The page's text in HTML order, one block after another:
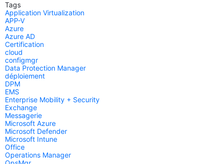
Tags
Application Virtualization
APP-V
Azure
Azure AD
Certification
cloud
configmgr
Data Protection Manager
déploiement
DPM
EMS
Enterprise Mobility + Security
Exchange
Messagerie
Microsoft Azure
Microsoft Defender
Microsoft Intune
Office
Operations Manager